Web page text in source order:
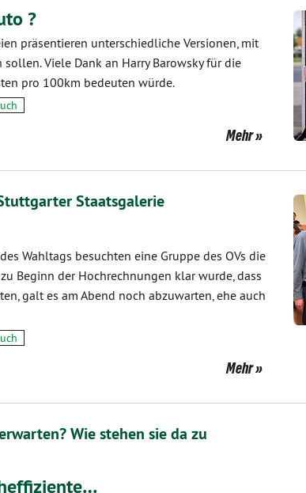
?
präsentieren unterschiedliche Versionen, mit
Viele Dank an Harry Barowsky für die
pro 100km bedeuten würde.
Mehr
Staatsgalerie
Wahltags besuchten eine Gruppe des OVs die
Beginn der Hochrechnungen klar wurde, dass
galt es am Abend noch abzuwarten, ehe auch
Mehr
Wie stehen sie da zu